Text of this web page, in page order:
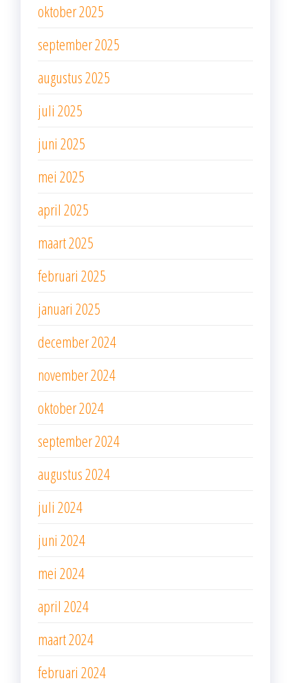
oktober 2025
september 2025
augustus 2025
juli 2025
juni 2025
mei 2025
april 2025
maart 2025
februari 2025
januari 2025
december 2024
november 2024
oktober 2024
september 2024
augustus 2024
juli 2024
juni 2024
mei 2024
april 2024
maart 2024
februari 2024